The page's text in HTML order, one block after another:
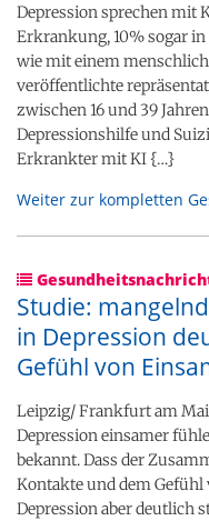
Depression sprechen mit
Erkrankung, 10% sogar in
wie mit einem
veröffentlichte
zwischen 16 und 39
Depressionshilfe und
Erkrankter mit KI {…}
Weiter zur kompletten
Studie:
in Depression
Gefühl von
Leipzig/ Frankfurt am
Depression einsamer
bekannt. Dass der
Kontakte und dem
Depression aber deutlich